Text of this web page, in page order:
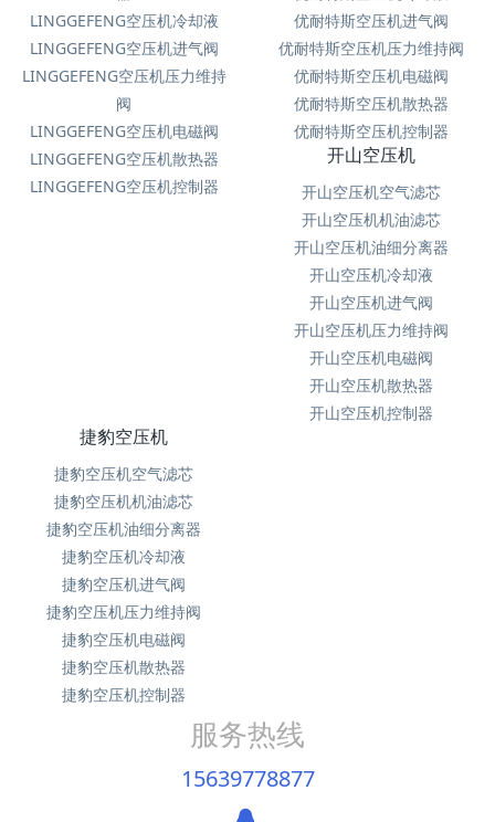
LINGGEFENG空压机冷却液
LINGGEFENG空压机进气阀
LINGGEFENG空压机压力维持
阀
LINGGEFENG空压机电磁阀
LINGGEFENG空压机散热器
LINGGEFENG空压机控制器
优耐特斯空压机进气阀
优耐特斯空压机压力维持阀
优耐特斯空压机电磁阀
优耐特斯空压机散热器
优耐特斯空压机控制器
开山空压机
开山空压机空气滤芯
开山空压机机油滤芯
开山空压机油细分离器
开山空压机冷却液
开山空压机进气阀
开山空压机压力维持阀
开山空压机电磁阀
开山空压机散热器
开山空压机控制器
捷豹空压机
捷豹空压机空气滤芯
捷豹空压机机油滤芯
捷豹空压机油细分离器
捷豹空压机冷却液
捷豹空压机进气阀
捷豹空压机压力维持阀
捷豹空压机电磁阀
捷豹空压机散热器
捷豹空压机控制器
服务热线
15639778877